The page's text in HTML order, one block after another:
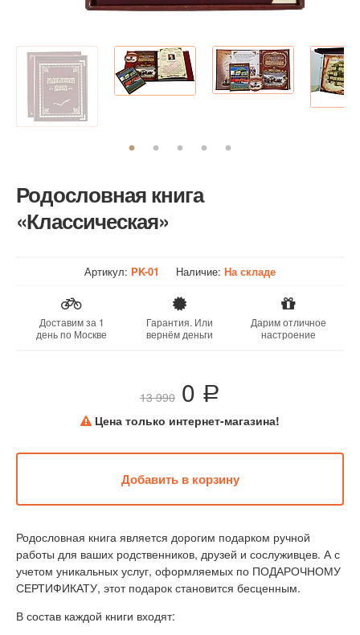
Родословная книга
«Классическая»
Артикул: PK-01 Наличие: На складе
Доставим за 1
день по Москве
Гарантия. Или
вернём деньги
Дарим отличное
настроение
13 990 0 a
Цена только интернет-магазина!
Родословная книга является дорогим подарком ручной
работы для ваших родственников, друзей и сослуживцев. А с
учетом уникальных услуг, оформляемых по ПОДАРОЧНОМУ
СЕРТИФИКАТУ, этот подарок становится бесценным.
В состав каждой книги входят: